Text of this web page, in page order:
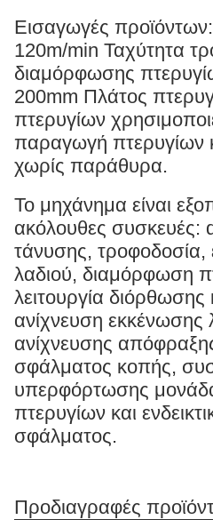
Εισαγωγές προϊόντων:
120m/min Ταχύτητα
διαμόρφωσης
200mm Πλάτος
πτερυγίων
παραγωγή πτερυγίων
χωρίς παράθυρα.
Το μηχάνημα είναι
ακόλουθες συσκευές:
τάνυσης, τροφοδοσία,
λαδιού, διαμόρφωση
λειτουργία διόρθωσης
ανίχνευση
ανίχνευσης
σφάλματος κοπής,
υπερφόρτωσης
πτερυγίων και
σφάλματος.
Προδιαγραφές